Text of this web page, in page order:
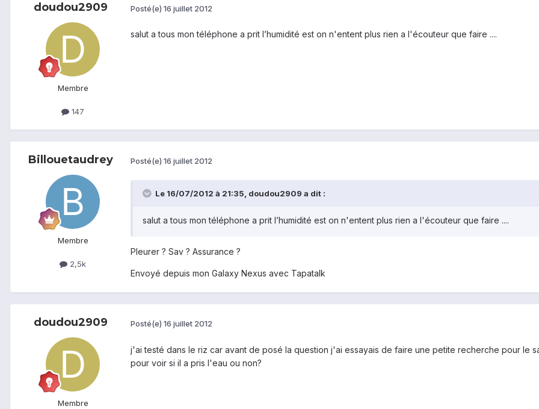
doudou2909
Membre
147
Posté(e) 16 juillet 2012
salut a tous mon téléphone a prit l’humidité est on n'entent plus rien a l'écouteur que faire ....
Billouetaudrey
Membre
2,5k
Posté(e) 16 juillet 2012
Le 16/07/2012 à 21:35, doudou2909 a dit :
salut a tous mon téléphone a prit l’humidité est on n'entent plus rien a l'écouteur que faire ....
Pleurer ? Sav ? Assurance ?
Envoyé depuis mon Galaxy Nexus avec Tapatalk
doudou2909
Membre
Posté(e) 16 juillet 2012
j'ai testé dans le riz car avant de posé la question j'ai essayais de faire une petite recherche pour le
pour voir si il a pris l'eau ou non?